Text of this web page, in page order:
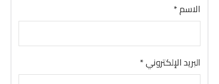
الاسم*
البريد الإلكتروني*